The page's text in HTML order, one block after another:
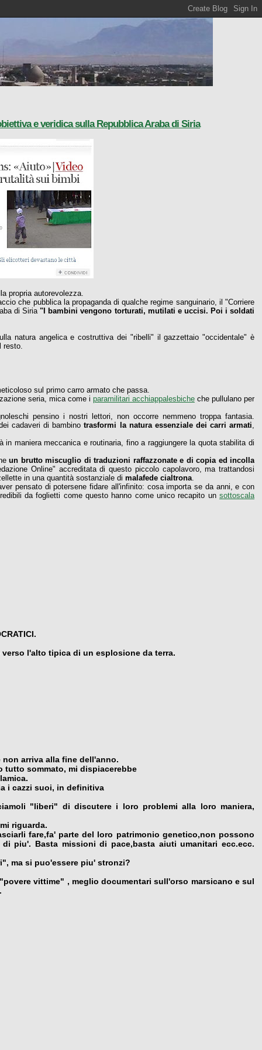
e veridica sulla Repubblica Araba di Siria
propria autorevolezza.
che pubblica la propaganda di qualche regime sanguinario, il "Corriere
di Siria"I bambini vengono torturati, mutilati e uccisi. Poi i soldati
natura angelica e costruttiva dei "ribelli" il gazzettaio "occidentale" è
resto.
sul primo carro armato che passa.
seria, mica come i paramilitari acchiappalesbicheche pullulano per
pensino i nostri lettori, non occorre nemmeno troppa fantasia.
cadaveri di bambinotrasformi la natura essenziale dei carri armati,
maniera meccanica e routinaria, fino a raggiungere la quota stabilita di
un brutto miscuglio di traduzioni raffazzonate e di copia ed incolla
Online" accreditata di questo piccolo capolavoro, ma trattandosi
in una quantità sostanziale di malafede cialtrona.
pensato di potersene fidare all'infinito: cosa importa se da anni, e con
da foglietti come questo hanno come unico recapito un sottoscala
l'alto tipica di un esplosione da terra.
arriva alla fine dell'anno.
tutto sommato, mi dispiacerebbe
i cazzi suoi, in definitiva
"liberi" di discutere i loro problemi alla loro maniera,
riguarda.
fare,fa' parte del loro patrimonio genetico,non possono
piu'. Basta missioni di pace,basta aiuti umanitari ecc.ecc.
ma si puo'essere piu' stronzi?
vittime" , meglio documentari sull'orso marsicano e sul